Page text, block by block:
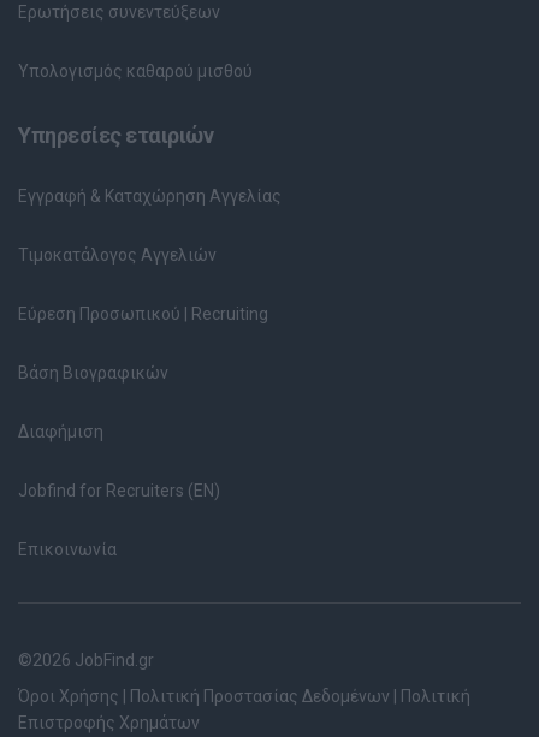
Ερωτήσεις συνεντεύξεων
Υπολογισμός καθαρού μισθού
Υπηρεσίες εταιριών
Εγγραφή & Καταχώρηση Αγγελίας
Τιμοκατάλογος Αγγελιών
Εύρεση Προσωπικού | Recruiting
Βάση Βιογραφικών
Διαφήμιση
Jobfind for Recruiters (EN)
Επικοινωνία
©2026 JobFind.gr
Όροι Χρήσης
Πολιτική Προστασίας Δεδομένων
Πολιτική
Επιστροφής Χρημάτων